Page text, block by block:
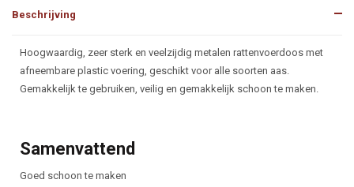
Beschrijving
Beschrijving
Hoogwaardig, zeer sterk en veelzijdig metalen rattenvoerdoos met
afneembare plastic voering, geschikt voor alle soorten aas.
Gemakkelijk te gebruiken, veilig en gemakkelijk schoon te maken.
Samenvattend
Goed schoon te maken